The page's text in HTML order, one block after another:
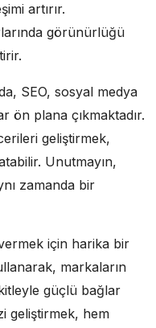
artırır.
görünürlüğü
SEO, sosyal medya
ön plana çıkmaktadır.
geliştirmek,
Unutmayın,
zamanda bir
için harika bir
markaların
güçlü bağlar
geliştirmek, hem